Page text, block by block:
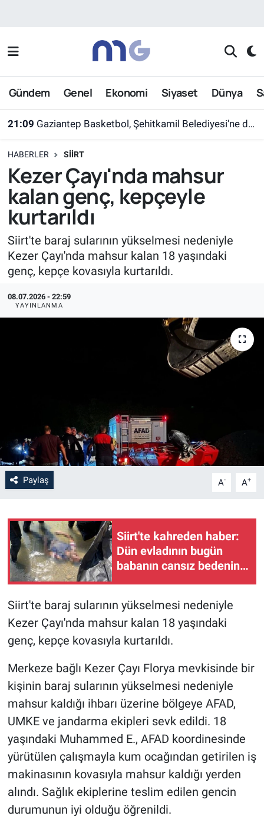
Gündem Genel Ekonomi Siyaset Dünya
21:09 Gaziantep Basketbol, Şehitkamil Belediyesi'ne devredildi
HABERLER SIIRT
Kezer Çayı'nda mahsur
kalan genç, kepçeyle
kurtarıldı
Siirt'te baraj sularının yükselmesi nedeniyle
Kezer Çayı'nda mahsur kalan 18 yaşındaki
genç, kepçe kovasıyla kurtarıldı.
08.07.2026 - 22:59
YAYINLANMA
Paylaş A- A+
Siirt'te kahreden haber:
Dün evladının bugün
babanın cansız bedenine
Siirt'te baraj sularının yükselmesi nedeniyle
Kezer Çayı'nda mahsur kalan 18 yaşındaki
genç, kepçe kovasıyla kurtarıldı.
Merkeze bağlı Kezer Çayı Florya mevkisinde bir
kişinin baraj sularının yükselmesi nedeniyle
mahsur kaldığı ihbarı üzerine bölgeye AFAD,
UMKE ve jandarma ekipleri sevk edildi. 18
yaşındaki Muhammed E., AFAD koordinesinde
yürütülen çalışmayla kum ocağından getirilen iş
makinasının kovasıyla mahsur kaldığı yerden
alındı. Sağlık ekiplerine teslim edilen gencin
durumunun iyi olduğu öğrenildi.
Nöbetçi Eczaneler
Hava Durumu
Süper Lig Puan Durumu ve Fikstür
Tüm Manşetler
Son Dakika Haberleri
Haber Arşivi